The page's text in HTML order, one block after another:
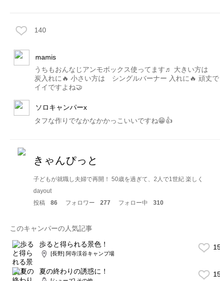
140
mamis
うちもおんなじアンモボックス使ってます♬ 大きい方は
炭入れに🔥 小さい方は シングルバーナー 入れに🔥 頑丈で
イイですよね🤝
ソロキャンパーx
タフな作りでなかなかかっこいいですね😁👍
きゃんぴっと
子どもが就職し夫婦で再開！ 50歳を過ぎて、2人で1世紀 楽しく
dayout
投稿
86 フォロワー 277 フォロー中 310
このキャンパーの人気記事
歩ると得られる景色！
[長野] 阿寺渓谷キャンプ場
夏の終わりの誘惑に！